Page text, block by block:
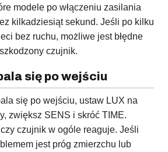
modele po włączeniu zasilania
kilkadziesiąt sekund. Jeśli po kilku
bez ruchu, możliwe jest błędne
czujnik.
się po wejściu
się po wejściu, ustaw LUX na
zwiększ SENS i skróć TIME.
czujnik w ogóle reaguje. Jeśli
jest próg zmierzchu lub